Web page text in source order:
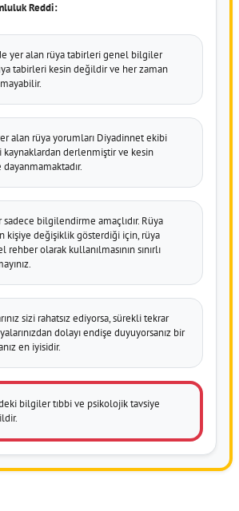
Reddi:
yer alan rüya tabirleri genel bilgiler
tabirleri kesin değildir ve her zaman
alan rüya yorumları Diyadinnet ekibi
kaynaklardan derlenmiştir ve kesin
bilgilendirme amaçlıdır. Rüya
kişiye değişiklik gösterdiği için, rüya
olarak kullanılmasının sınırlı
sizi rahatsız ediyorsa, sürekli tekrar
dolayı endişe duyuyorsanız bir
en iyisidir.
bilgiler tıbbi ve psikolojik tavsiye